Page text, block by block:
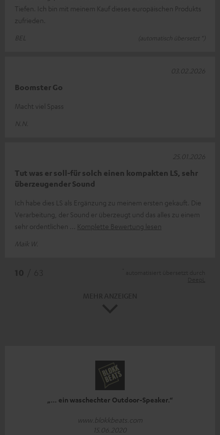
Tiefen. Ich bin mit meinem Kauf dieses europäischen Produkts
zufrieden.
BEL
(automatisch übersetzt *)
Boomster Go
Macht viel Spass
N.N.
03.02.2026
Tut was er soll-für solch einen kompakten LS, sehr
überzeugender Sound
Ich habe dies LS als Ergänzung zu meinem ersten gekauft. Die
Verarbeitung, der Sound er überzeugt und das alles zu einem
sehr ordentlichen
Komplette Bewertung lesen
Maik W.
25.01.2026
„… ein waschechter Outdoor-Speaker.“
www.blokkbeats.com
15.06.2020